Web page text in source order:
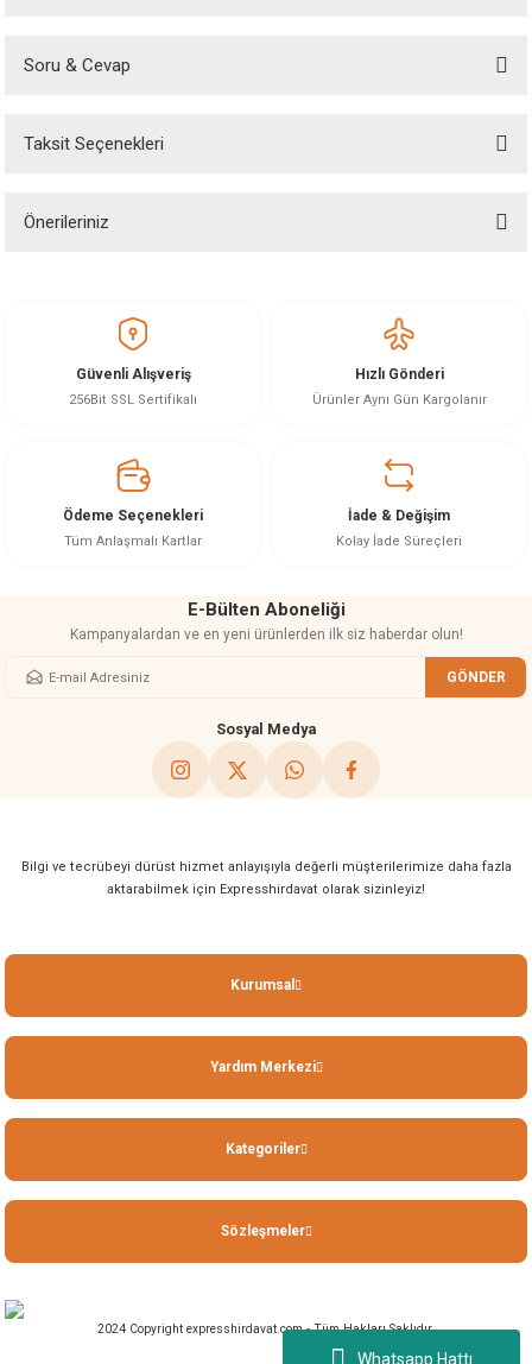
Whatsapp Hattı
Soru & Cevap
Ürün hakkında henüz soru sorulmamış.
Taksit Seçenekleri
Önerileriniz
Görüş ve önerileriniz için teşekkür ederiz.
Ürün resmi kalitesiz, bozuk veya görüntülenemiyor.
Ürün bilgilerinde hatalar bulunuyor.
Bu ürüne benzer farklı alternatifler olmalı.
Güvenli Alışveriş
256Bit SSL Sertifikalı
Hızlı Gönderi
Ürünler Aynı Gün Kargolanır
Ödeme Seçenekleri
Tüm Anlaşmalı Kartlar
İade & Değişim
Kolay İade Süreçleri
E-Bülten Aboneliği
Kampanyalardan ve en yeni ürünlerden ilk siz haberdar olun!
GÖNDER
Sosyal Medya
Bilgi ve tecrübeyi dürüst hizmet anlayışıyla değerli müşterilerimize daha fazla
aktarabilmek için Expresshirdavat olarak sizinleyiz!
Kurumsal
Yardım Merkezi
Kategoriler
Sözleşmeler
2024 Copyright expresshirdavat.com - Tüm Hakları Saklıdır.